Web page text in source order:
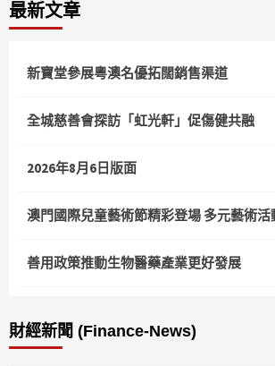
最新文章
新寶堂參展粵澳名優拓闊銷售渠道
全城慈善會探訪「虹光軒」促傷健共融
2026年8月6日版面
澳門國際兒童藝術節精彩登場 多元藝術
善用政策推動生物醫藥產業更好發展
財經新聞 (Finance-News)